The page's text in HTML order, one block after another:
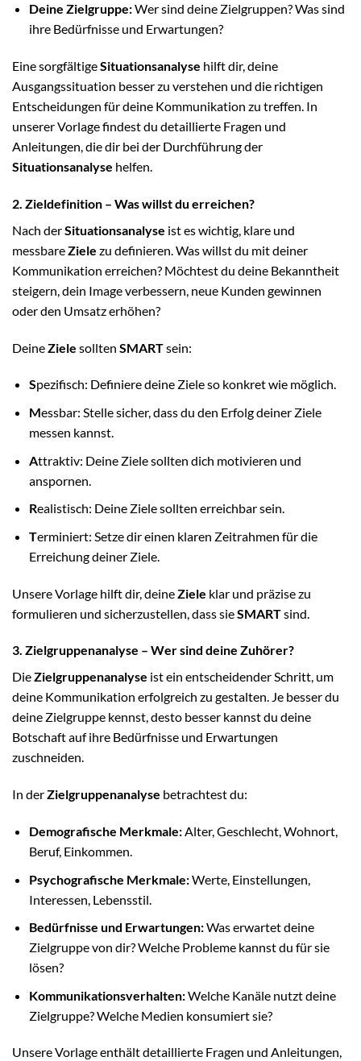
Deine Zielgruppe:Wer sind deine Zielgruppen? Was sind
ihre Bedürfnisse und Erwartungen?
Eine sorgfältigeSituationsanalyse hilft dir, deine
Ausgangssituation besser zu verstehen und die richtigen
Entscheidungen für deine Kommunikation zu treffen. In
unserer Vorlage findest du detaillierte Fragen und
Anleitungen, die dir bei der Durchführung der
Situationsanalyse helfen.
2. Zieldefinition – Was willst du erreichen?
Nach derSituationsanalyse ist es wichtig, klare und
messbareZiele zu definieren. Was willst du mit deiner
Kommunikation erreichen? Möchtest du deine Bekanntheit
steigern, dein Image verbessern, neue Kunden gewinnen
oder den Umsatz erhöhen?
DeineZiele sollten SMARTsein:
Spezifisch: Definiere deine Ziele so konkret wie möglich.
Messbar: Stelle sicher, dass du den Erfolg deiner Ziele
messen kannst.
Attraktiv: Deine Ziele sollten dich motivieren und
anspornen.
Realistisch: Deine Ziele sollten erreichbar sein.
Terminiert: Setze dir einen klaren Zeitrahmen für die
Erreichung deiner Ziele.
Unsere Vorlage hilft dir, deineZiele klar und präzise zu
formulieren und sicherzustellen, dass sieSMARTsind.
3. Zielgruppenanalyse – Wer sind deine Zuhörer?
DieZielgruppenanalyse ist ein entscheidender Schritt, um
deine Kommunikation erfolgreich zu gestalten. Je besser du
deine Zielgruppe kennst, desto besser kannst du deine
Botschaft auf ihre Bedürfnisse und Erwartungen
zuschneiden.
In derZielgruppenanalyse betrachtest du:
Demografische Merkmale:Alter, Geschlecht, Wohnort,
Beruf, Einkommen.
Psychografische Merkmale:Werte, Einstellungen,
Interessen, Lebensstil.
Bedürfnisse und Erwartungen:Was erwartet deine
Zielgruppe von dir? Welche Probleme kannst du für sie
lösen?
Kommunikationsverhalten:Welche Kanäle nutzt deine
Zielgruppe? Welche Medien konsumiert sie?
Unsere Vorlage enthält detaillierte Fragen und Anleitungen,